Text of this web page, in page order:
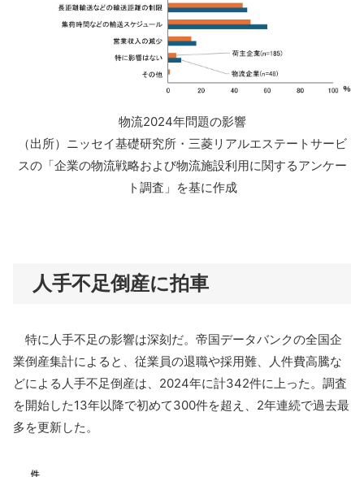
物流2024年問題の影響
（出所）ニッセイ基礎研究所・三菱リアルエステートサービ
スの「企業の物流戦略および物流施設利用に関するアンケー
ト調査」を基に作成
人手不足倒産に拍車
特に人手不足の影響は深刻だ。帝国データバンクの全国企
業倒産集計によると、従業員の退職や採用難、人件費高騰な
どによる人手不足倒産は、2024年に計342件に上った。調査
を開始した13年以降で初めて300件を超え、2年連続で過去最
多を更新した。